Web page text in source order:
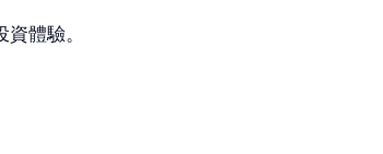
體驗。